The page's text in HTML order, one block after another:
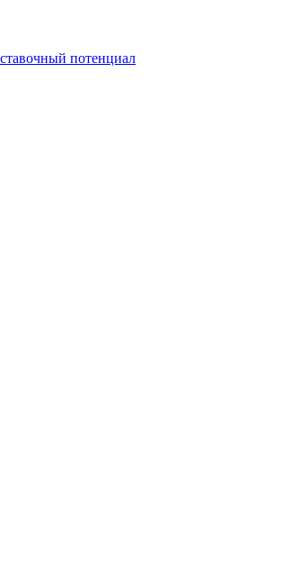
потенциал